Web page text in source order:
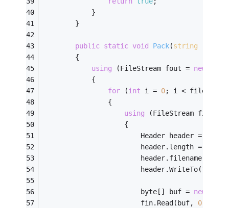
            }
        }
public static void Pack(string
        {
using (FileStream fout = new
            {
for (int i = 0; i <
                {
using (FileStream fin =
                    {
                        Header header =
header.length =
header.filename =
                        header.WriteTo(fout);
                        byte[] buf =
new
                        fin.Read(buf,
0